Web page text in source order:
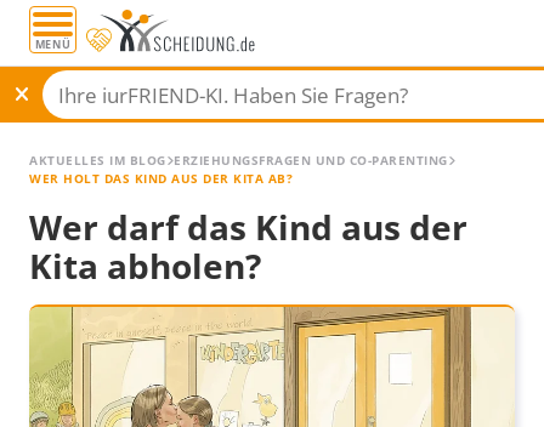
MENÜ
AKTUELLES IM BLOG ERZIEHUNGSFRAGEN UND CO-PARENTING
WER HOLT DAS KIND AUS DER KITA AB?
Wer darf das Kind aus der
Kita abholen?